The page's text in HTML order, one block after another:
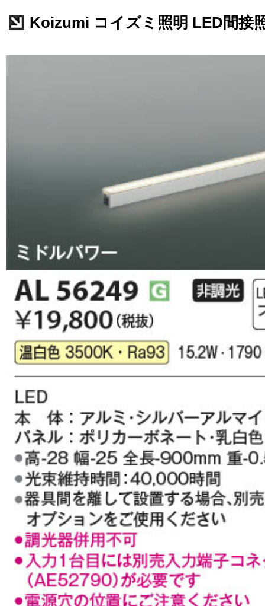
Koizumi コイズミ照明 LED間接